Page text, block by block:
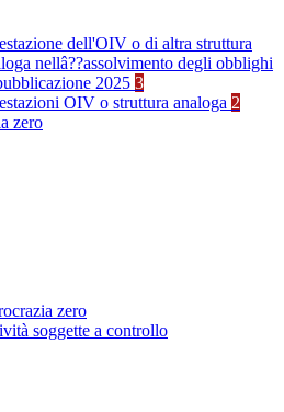
dell'OIV o di altra struttura
nellâ??assolvimento degli obblighi
2025 3
OIV o struttura analoga 2
zero
zero
soggette a controllo